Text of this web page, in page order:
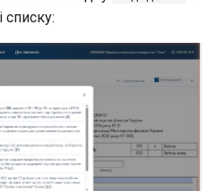
списку: